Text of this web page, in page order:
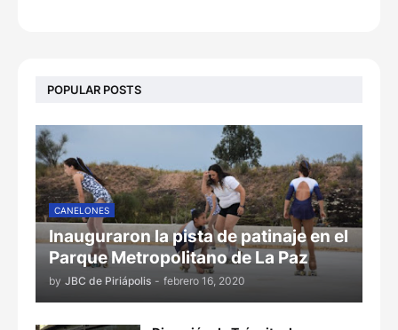
POPULAR POSTS
CANELONES
Inauguraron la pista de patinaje en el
Parque Metropolitano de La Paz
by JBC de Piriápolis - febrero 16, 2020